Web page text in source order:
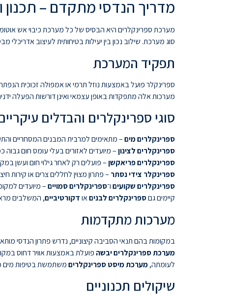
מדריך הנדסי מתקדם – תכנון
מערכת ספרינקלרים היא הבסיס של כל מערכת כיבוי אש
סוג מערכת. שילוב נכון בין יעילות בטיחותית לעיצוב
תפקיד המערכת
ספרינקלר פועל באמצעות נוזל תרמי או אמפולה זכוכית
מערכות אלה מתפקדות באופן עצמאי ואינן דורשות הפעלה
סוגי ספרינקלרים והבדלים
ספרינקלרים מים– מתאימים למרבית המבנים המסחריים
ספרינקלרים לצינון– מיועדים לאזורים בעלי עומס חום גבוה
ספרינקלרים פריאקשן– פועלים רק לאחר גילוי חום ועשן
ספרינקלר צידי נסתר – פתרון מצוין לחללים צרים או קירות
ספרינקלרים שקועיםו־ספרינקלרים סמויים– מיועדים
קיימים גםספרינקלרים לבניםאודקורטיביים, המשלבים
מערכות מתקדמות
במקומות בהם תנאי הסביבה קיצוניים, נדרש פתרון הנדסי
מערכת ספרינקלרים יבשה פועלת באמצעות אוויר דחוס
לעומתה,מערכת מיסט ספרינקלריםמשתמשת בטיפות מים
שיקולים תכנוניים